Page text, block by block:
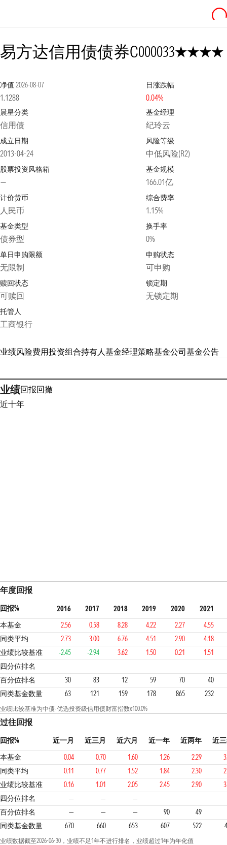
易方达信用债债券C000033
净值 2026-08-07
1.1288
日涨跌幅
0.04%
晨星分类
信用债
基金经理
纪玲云
成立日期
2013-04-24
风险等级
中低风险(R2)
股票投资风格箱
—
基金规模
166.01亿
计价货币
人民币
综合费率
1.15%
基金类型
债券型
换手率
0%
单日申购限额
无限制
申购状态
可申购
赎回状态
可赎回
锁定期
无锁定期
托管人
工商银行
业绩风险费用投资组合持有人基金经理策略基金公司基金公告
业绩回报回撤
近十年
年度回报
回报% 2016 2017 2018 2019 2020
2021
本基金
2.56 0.58 8.28 4.22 2.27
4.55
同类平均
2.73 3.00 6.76 4.51 2.90
4.18
业绩比较基准
-2.45 -2.94 3.62 1.50 0.21
1.51
四分位排名
2 4 1 3 3 2 4
百分位排名 30 83 12 59 70
40
同类基金数量
63 121 159 178 865 232
业绩比较基准为中债-优选投资级信用债财富指数x100.0%
过往回报
回报% 近一月 近三月 近六月 近一年 近两年
近
本基金
0.04 0.70 1.60 1.26 2.29
同类平均
0.11 0.77 1.52 1.84 2.30
业绩比较基准
0.16 1.01 2.05 2.45 2.90
四分位排名
— — —
4 2 2
百分位排名 — — — 90
49
同类基金数量
670 660 653 607 522
业绩数据截至2026-06-30，业绩不足1年不进行排名，业绩超过1年为年化值